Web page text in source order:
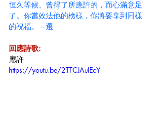
恒久等候、曾得了所應許的，而心滿意足
了。你當效法他的榜樣，你將要享到同樣
的祝福。－選
回應詩歌:
應許
https://youtu.be/2TTCJAuIEcY